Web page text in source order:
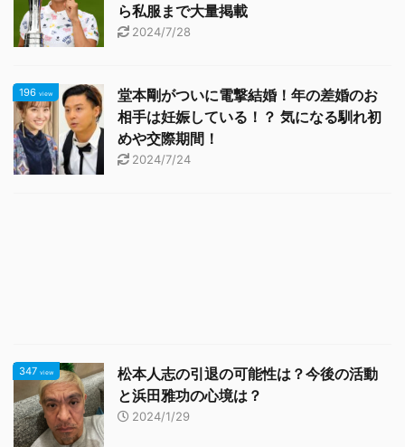
ら私服まで大量掲載
2024/7/28
196 view
堂本剛がついに電撃結婚！年の差婚のお
相手は妊娠している！？ 気になる馴れ初
めや交際期間！
2024/7/24
347 view
松本人志の引退の可能性は？今後の活動
と浜田雅功の心境は？
2024/1/29